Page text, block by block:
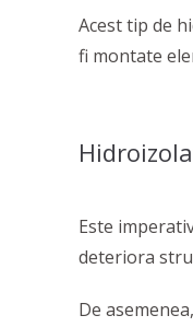
Acest tip de
fi montate
Este
deteriora
De